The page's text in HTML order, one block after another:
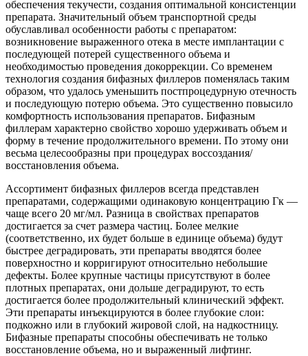
обеспечения текучести, создания оптимальной консистенции
препарата. Значительный объем транспортной среды
обуславливал особенности работы с препаратом:
возникновение выраженного отека в месте имплантации с
последующей потерей существенного объема и
необходимостью проведения докоррекции. Со временем
технология создания бифазных филлеров поменялась таким
образом, что удалось уменьшить постпроцедурную отечность
и последующую потерю объема. Это существенно повысило
комфортность использования препаратов. Бифазным
филлерам характерно свойство хорошо удерживать объем и
форму в течение продолжительного времени. По этому они
весьма целесообразны при процедурах воссоздания/
восстановления объема.
Ассортимент бифазных филлеров всегда представлен
препаратами, содержащими одинаковую концентрацию Гк —
чаще всего 20 мг/мл. Разница в свойствах препаратов
достигается за счет размера частиц. Более мелкие
(соответственно, их будет больше в единице объема) будут
быстрее деградировать, эти препараты вводятся более
поверхностно и корригируют относительно небольшие
дефекты. Более крупные частицы присутствуют в более
плотных препаратах, они дольше деградируют, то есть
достигается более продолжительный клинический эффект.
Эти препараты инъекцируются в более глубокие слои:
подкожно или в глубокий жировой слой, на надкостницу.
Бифазные препараты способны обеспечивать не только
восстановление объема, но и выраженный лифтинг.